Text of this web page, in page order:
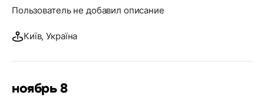
Пользователь не добавил описание
Київ, Україна
ноябрь 8